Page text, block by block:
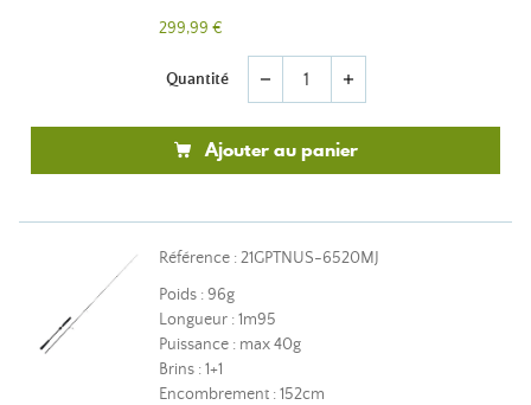
299,99 €
Quantité remove add
Ajouter au panier
Référence : 21GPTNUS-6520MJ
Poids : 96g
Longueur : 1m95
Puissance : max 40g
Brins : 1+1
Encombrement : 152cm